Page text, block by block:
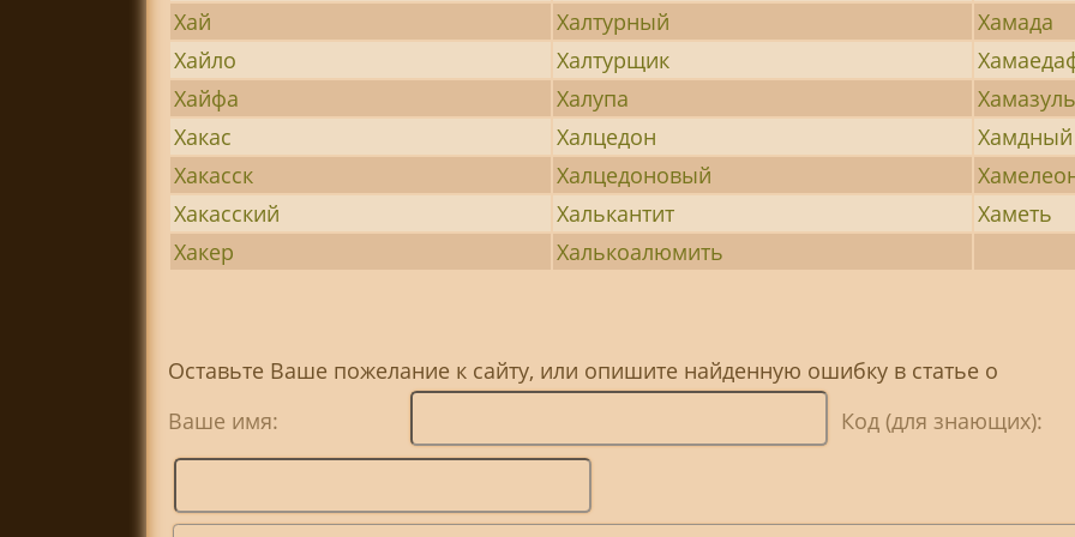
Хай
Халтурный
Хамада
Хайло
Халтурщик
Хайфа
Халупа
Хакас
Халцедон
Хамдный
Хакасск
Халцедоновый
Хакасский
Халькантит
Хаметь
Хакер
Халькоалюмить
Оставьте Ваше пожелание к сайту, или опишите найденную ошибку в статье о
Ваше имя:
Код (для знающих):